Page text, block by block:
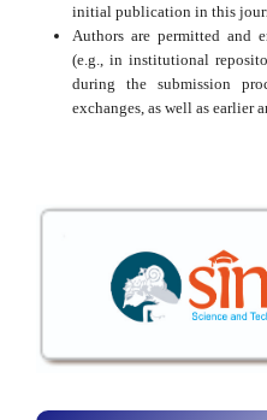
initial publication in this
Authors are permitted and
(e.g., in institutional
during the submission
exchanges, as well as earlier